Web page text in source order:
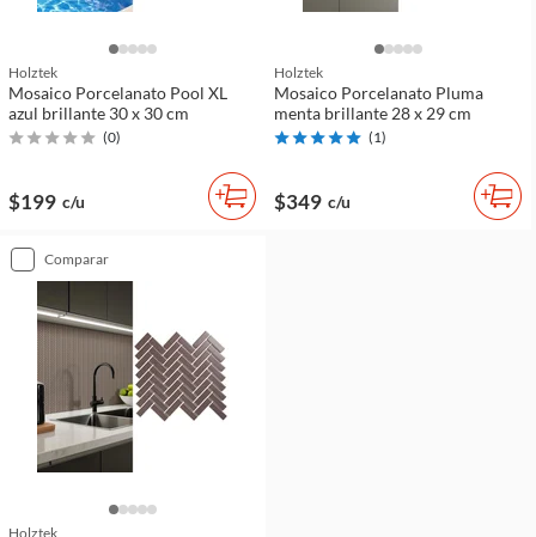
Holztek
Mosaico Porcelanato Pool XL
azul brillante 30 x 30 cm
(0)
$199 c/u
Holztek
Mosaico Porcelanato Pluma
menta brillante 28 x 29 cm
(1)
$349 c/u
comparar
Holztek